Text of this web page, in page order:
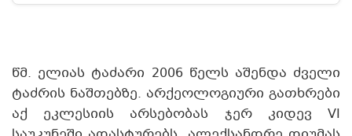
წმ. ელიას ტაძარი 2006 წელს აშენდა ძველი
ტაძრის ნაშთებზე. არქეოლოგიური გათხრები
აქ ეკლესიის არსებობას ჯერ კიდევ VI